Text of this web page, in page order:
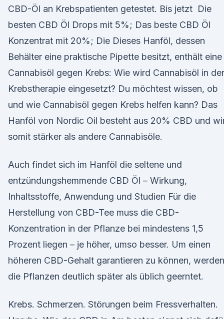
CBD-Öl an Krebspatienten getestet. Bis jetzt Die
besten CBD Öl Drops mit 5%; Das beste CBD Öl
Konzentrat mit 20%; Die Dieses Hanföl, dessen
Behälter eine praktische Pipette besitzt, enthält eine
Cannabisöl gegen Krebs: Wie wird Cannabisöl in der
Krebstherapie eingesetzt? Du möchtest wissen, ob
und wie Cannabisöl gegen Krebs helfen kann? Das
Hanföl von Nordic Oil besteht aus 20% CBD und
somit stärker als andere Cannabisöle.
Auch findet sich im Hanföl die seltene und
entzündungshemmende CBD Öl – Wirkung,
Inhaltsstoffe, Anwendung und Studien Für die
Herstellung von CBD-Tee muss die CBD-
Konzentration in der Pflanze bei mindestens 1,5
Prozent liegen – je höher, umso besser. Um einen
höheren CBD-Gehalt garantieren zu können, werden
die Pflanzen deutlich später als üblich geerntet.
Krebs. Schmerzen. Störungen beim Fressverhalten.